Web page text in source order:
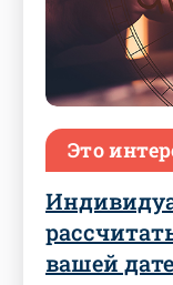
Это
вашей